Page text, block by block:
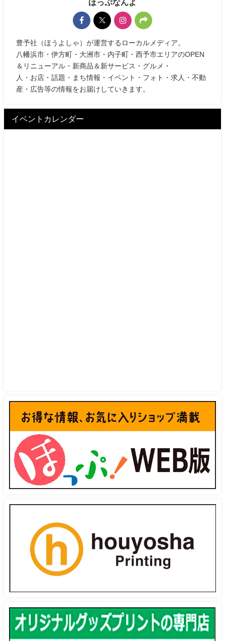
ほっぷなんよ
豊予社（ほうよしゃ）が運営するローカルメディア。
八幡浜市・伊方町・大洲市・内子町・西予市エリアのOPEN
＆リニューアル・新商品＆新サービス・グルメ・
人・お店・話題・まち情報・イベント・フォト・求人・不動
産・広告等の情報をお届けしていきます。
イベントカレンダー